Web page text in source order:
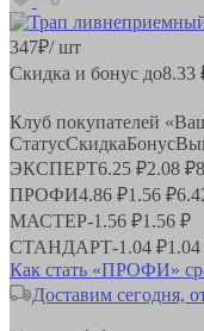
347₽/ шт
Скидка и бонус до8.33
Клуб покупателей
СтатусСкидкаБонус
ЭКСПЕРТ6.25 ₽2.08 ₽
ПРОФИ4.86 ₽1.56 ₽
МАСТЕР-1.56 ₽1.56 ₽
СТАНДАРТ-1.04 ₽
Как стать «ПРОФИ»
Доставим сегодня,